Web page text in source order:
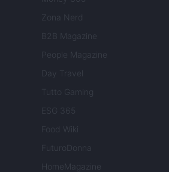
Zona Nerd
B2B Magazine
People Magazine
Day Travel
Tutto Gaming
ESG 365
Food Wiki
FuturoDonna
HomeMagazine